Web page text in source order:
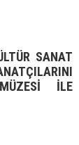
SANAT
İLE